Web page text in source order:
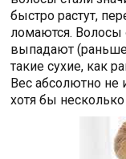
быстро растут,
ломаются. Волосы
выпадают
такие сухие, как
Вес абсолютно не
хотя бы